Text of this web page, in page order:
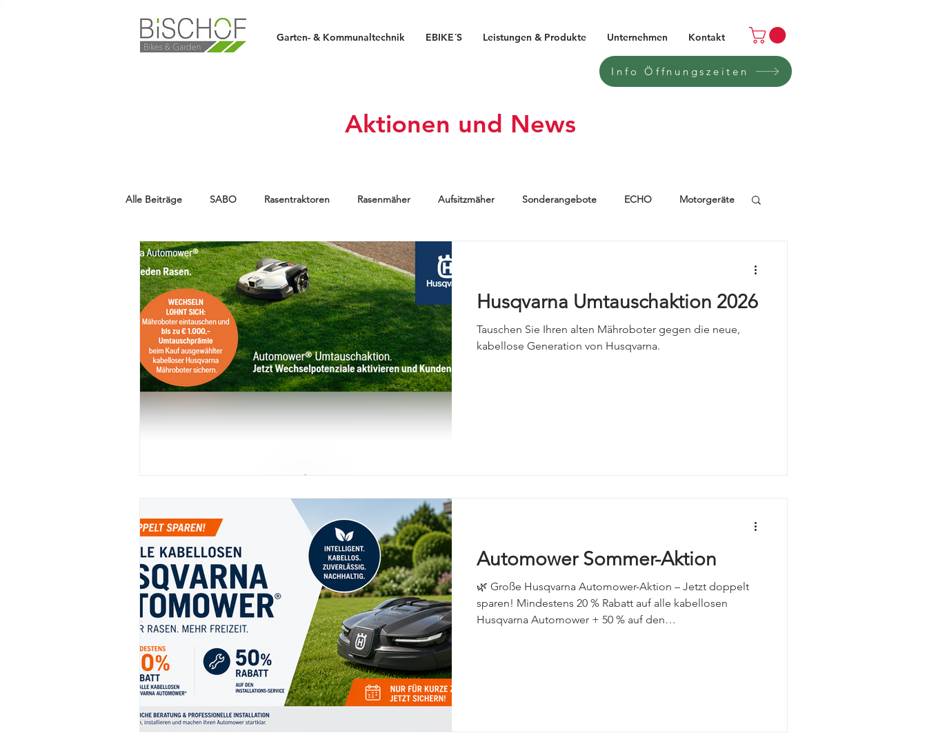
Garten- & Kommunaltechnik EBIKE´S Leistungen & Produkte Unternehmen Kontakt
Info Öffnungszeiten
Aktionen und News
Alle Beiträge SABO Rasentraktoren Rasenmäher Aufsitzmäher Sonderangebote ECHO Motorgeräte
HUSQVARNA Aktion HAIBIKE HAIBIKE 2019 Pedelec
Mähroboter STIHL Kettensägen Forsttechnik PEXCO HUSQVARNA Bicycles RAYMON
READY2RACE NEWS News Messen & Events Jobrad
Husqvarna Umtauschaktion 2026
Tauschen Sie Ihren alten Mähroboter gegen die neue,
kabellose Generation von Husqvarna.
Automower Sommer-Aktion
🌿 Große Husqvarna Automower-Aktion – Jetzt doppelt
sparen! Mindestens 20 % Rabatt auf alle kabellosen
Husqvarna Automower + 50 % auf den